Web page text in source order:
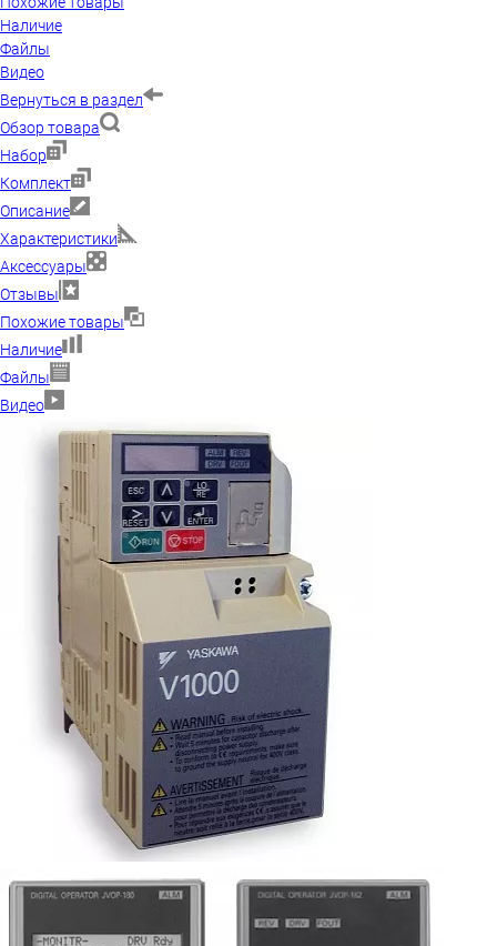
Наличие
Файлы
Видео
Вернуться в раздел
Обзор товара
Набор
Комплект
Описание
Характеристики
Аксессуары
Отзывы
Похожие товары
Наличие
Файлы
Видео